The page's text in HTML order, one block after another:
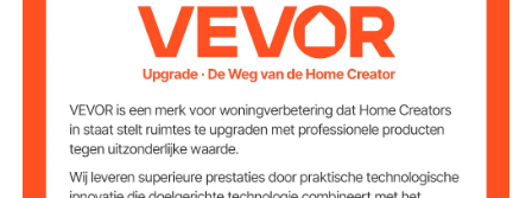
3,5 m3 / min
Stofopvangcapaci
2L
Pompgrootte ongeveer 36 x 24 x 20 cm